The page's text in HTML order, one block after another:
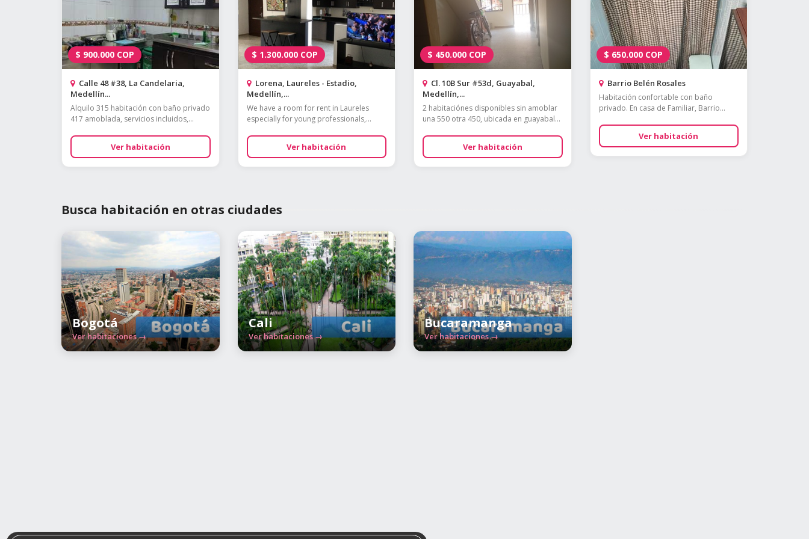
$ 900.000 COP
Calle 48 #38, La Candelaria,
Medellín...
Alquilo 315 habitación con baño privado
417 amoblada, servicios incluidos,...
Ver habitación
$ 1.300.000 COP
Lorena, Laureles - Estadio,
Medellín,...
We have a room for rent in Laureles
especially for young professionals,...
Ver habitación
$ 450.000 COP
Cl. 10B Sur #53d, Guayabal,
Medellín,...
2 habitaciónes disponibles sin amoblar
una 550 otra 450, ubicada en guayabal...
Ver habitación
$ 650.000 COP
Barrio Belén Rosales
Habitación confortable con baño
privado. En casa de Familiar, Barrio...
Ver habitación
Busca habitación en otras ciudades
Bogotá
Ver habitaciones →
Cali
Ver habitaciones →
Bucaramanga
Ver habitaciones →